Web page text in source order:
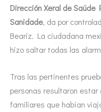
Dirección Xeral de Saúde
Sanidade, da por
Beariz. La ciudadana
hizo saltar todas las
Tras las pertinentes
personas resultaron
familiares que habían